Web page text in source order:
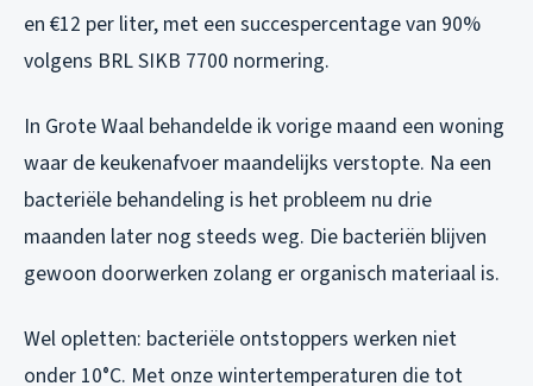
en €12 per liter, met een succespercentage van 90%
volgens BRL SIKB 7700 normering.
In Grote Waal behandelde ik vorige maand een woning
waar de keukenafvoer maandelijks verstopte. Na een
bacteriële behandeling is het probleem nu drie
maanden later nog steeds weg. Die bacteriën blijven
gewoon doorwerken zolang er organisch materiaal is.
Wel opletten: bacteriële ontstoppers werken niet
onder 10°C. Met onze wintertemperaturen die tot